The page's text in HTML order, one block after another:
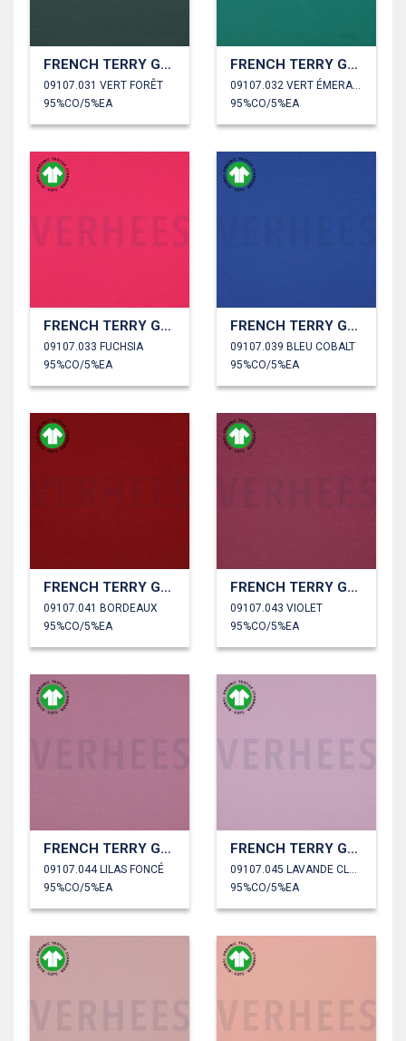
FRENCH TERRY GOTS
09107.031 VERT FORÊT
95%CO/5%EA
FRENCH TERRY GOTS
95%CO/5%EA
FRENCH TERRY GOTS
09107.033 FUCHSIA
95%CO/5%EA
FRENCH TERRY GOTS
09107.039 BLEU COBALT
95%CO/5%EA
FRENCH TERRY GOTS
09107.041 BORDEAUX
95%CO/5%EA
FRENCH TERRY GOTS
09107.043 VIOLET
95%CO/5%EA
FRENCH TERRY GOTS
09107.044 LILAS FONCÉ
95%CO/5%EA
FRENCH TERRY GOTS
95%CO/5%EA